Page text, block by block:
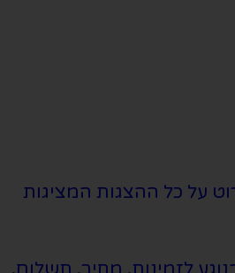
על כל ההצגות המציגות